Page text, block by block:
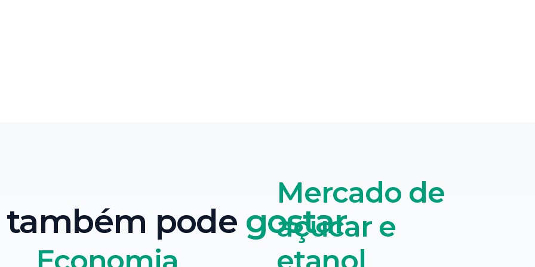
também pode gostar
Mercado de
açúcar e